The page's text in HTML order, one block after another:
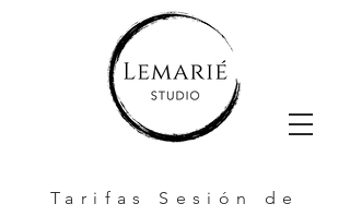
Tarifas Sesión de